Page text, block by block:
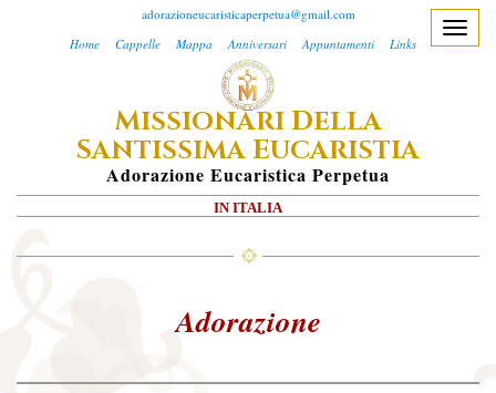
adorazioneucaristicaperpetua@gmail.com
Home
Cappelle Mappa Anniversari Appuntamenti Links
MISSIONARI DELLA
SANTISSIMA EUCARISTIA
ADorazione EUcaristica PErpetua
IN ITALIA
T
n
v
Adorazione